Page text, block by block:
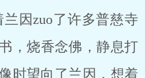
因zuo了许多普慈寺
，烧香念佛，静息打
时望向了兰因，想着